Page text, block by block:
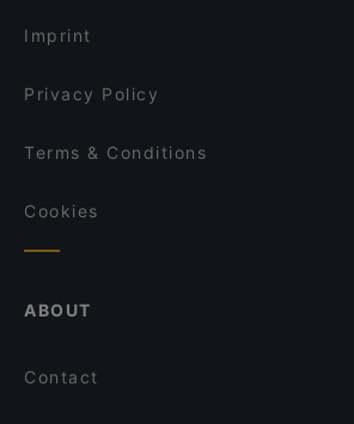
Imprint
Privacy Policy
Terms & Conditions
Cookies
ABOUT
Contact